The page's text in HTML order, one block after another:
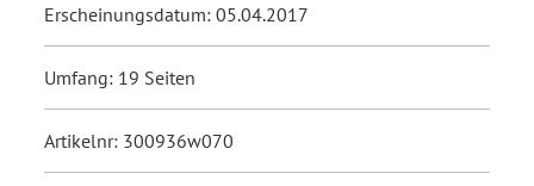
Erscheinungsdatum: 05.04.2017
Umfang: 19 Seiten
Artikelnr: 300936w070